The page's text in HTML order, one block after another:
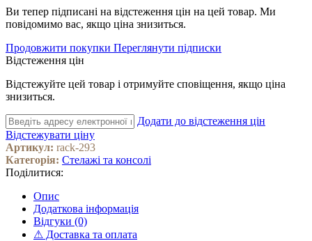
Ви тепер підписані на відстеження цін на цей товар. Ми
повідомимо вас, якщо ціна знизиться.
Продовжити покупки Переглянути підписки
Відстеження цін
Відстежуйте цей товар і отримуйте сповіщення, якщо ціна
знизиться.
Додати до відстеження цін
Відстежувати ціну
Артикул: rack-293
Категорія: Стелажі та консолі
Поділитися:
Опис
Додаткова інформація
Відгуки (0)
⚠︎ Доставка та оплата